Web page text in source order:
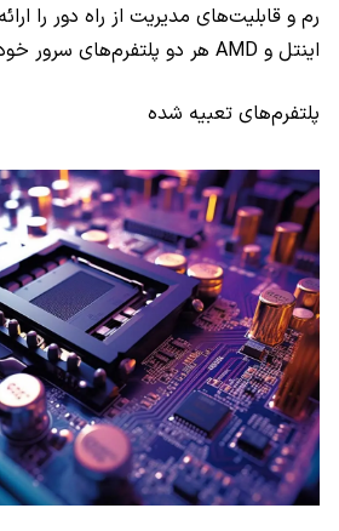
رم و قابلیت‌های مدیریت از راه دور را
اینتل و AMD هر دو پلتفرم‌های سرور خود را عرضه می‌کنند.
پلتفرم‌های تعبیه شده